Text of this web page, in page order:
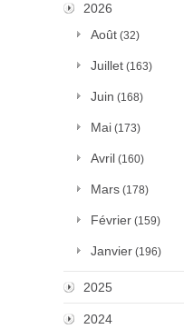
2026
Août (32)
Juillet (163)
Juin (168)
Mai (173)
Avril (160)
Mars (178)
Février (159)
Janvier (196)
2025
2024